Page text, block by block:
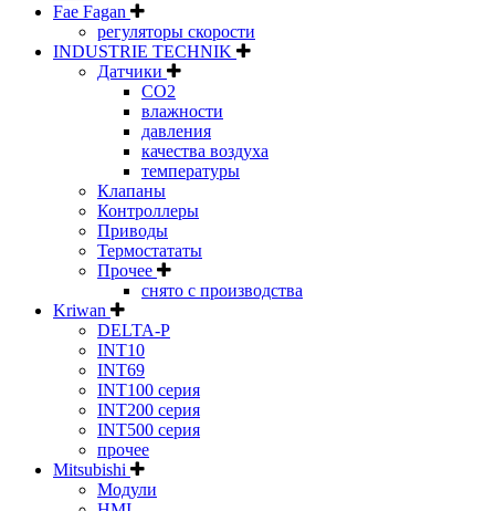
Fae Fagan
регуляторы скорости
INDUSTRIE TECHNIK
Датчики
CO2
влажности
давления
качества воздуха
температуры
Клапаны
Контроллеры
Приводы
Термостататы
Прочее
снято с производства
Kriwan
DELTA-P
INT10
INT69
INT100 серия
INT200 серия
INT500 серия
прочее
Mitsubishi
Модули